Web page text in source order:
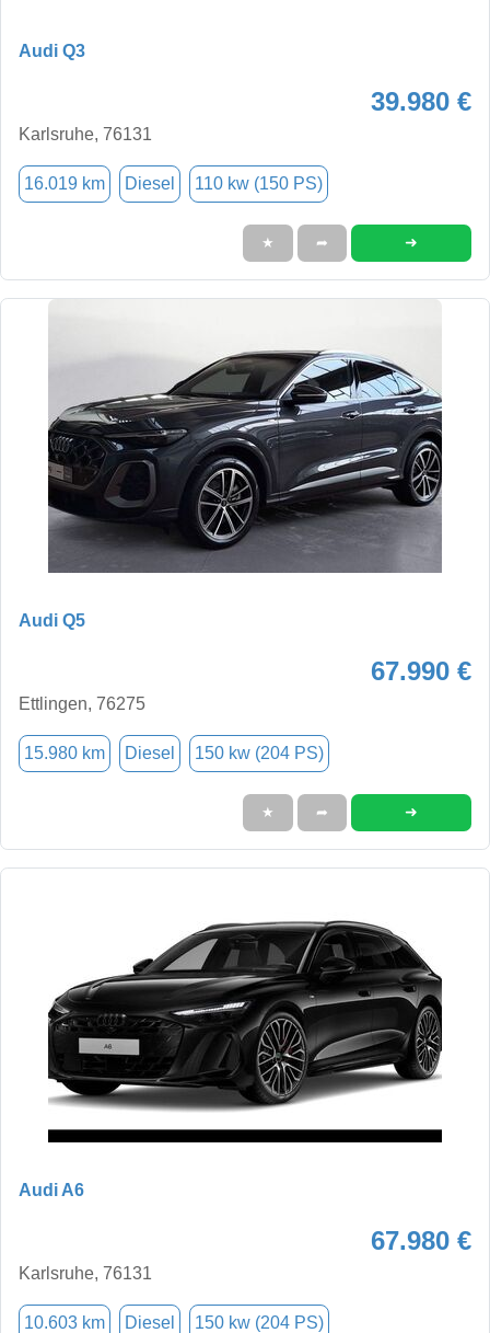
Audi Q3
39.980 €
Karlsruhe, 76131
16.019 km Diesel 110 kw (150 PS)
★ ➦ ➜
Audi Q5
67.990 €
Ettlingen, 76275
15.980 km Diesel 150 kw (204 PS)
★ ➦ ➜
Audi A6
67.980 €
Karlsruhe, 76131
10.603 km Diesel 150 kw (204 PS)